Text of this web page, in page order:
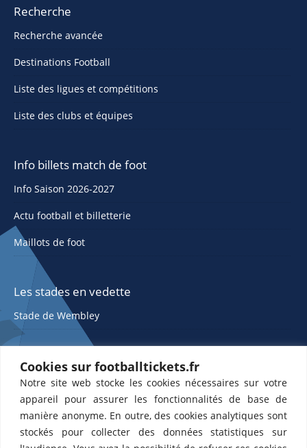
Cookies sur footballtickets.fr
Notre site web stocke les cookies nécessaires sur votre
appareil pour assurer les fonctionnalités de base de
manière anonyme. En outre, des cookies analytiques sont
stockés pour collecter des données statistiques sur
Recherche
Recherche avancée
Destinations Football
Liste des ligues et compétitions
Liste des clubs et équipes
Info billets match de foot
Info Saison 2026-2027
Actu football et billetterie
Maillots de foot
Les stades en vedette
Stade de Wembley
ETTS 365 SL, Rambla de Catalunya 38, 8, 1, 08007 Barcelone, Espagne |